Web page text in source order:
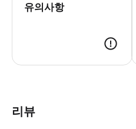
유의사항
리뷰